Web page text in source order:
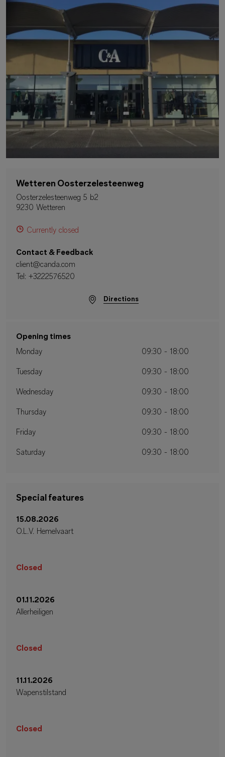
Wetteren Oosterzelesteenweg
Oosterzelesteenweg 5 b2
9230 Wetteren
Currently closed
Contact & Feedback
client@canda.com
Tel: +3222576520
Directions
Opening times
Monday
09:30 - 18:00
Tuesday 09:30 - 18:00
Wednesday 09:30 - 18:00
Thursday 09:30 - 18:00
Friday 09:30 - 18:00
Saturday 09:30 - 18:00
Special features
15.08.2026
O.L.V. Hemelvaart
Closed
01.11.2026
Allerheiligen
Closed
11.11.2026
Wapenstilstand
Closed